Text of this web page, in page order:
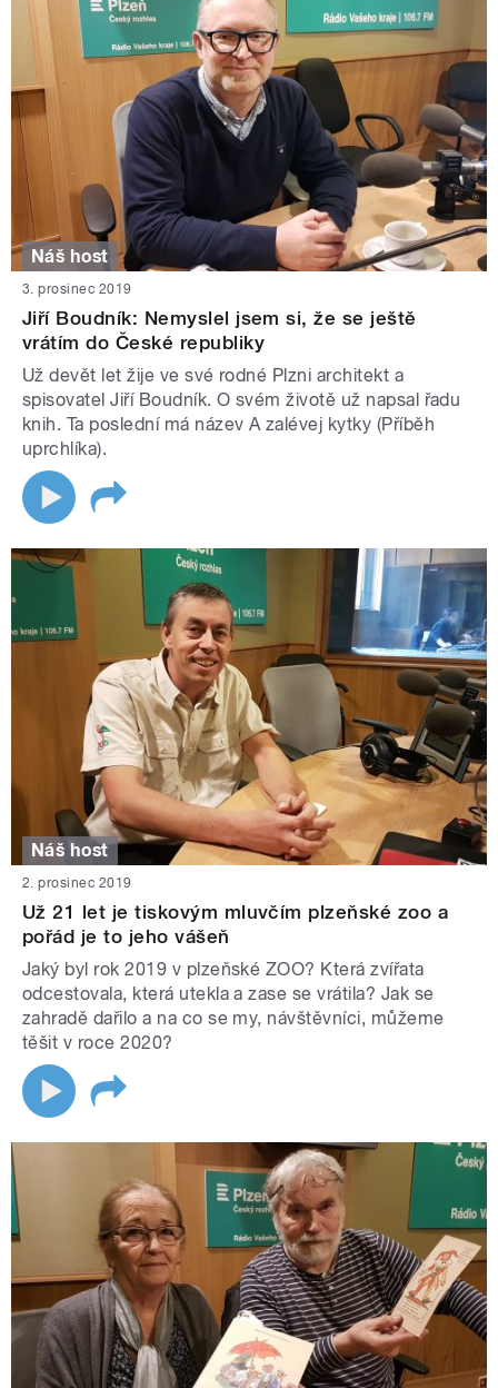
Náš host
3. prosinec 2019
Jiří Boudník: Nemyslel jsem si, že se ještě
vrátím do České republiky
Už devět let žije ve své rodné Plzni architekt a
spisovatel Jiří Boudník. O svém životě už napsal řadu
knih. Ta poslední má název A zalévej kytky (Příběh
uprchlíka).
Náš host
2. prosinec 2019
Už 21 let je tiskovým mluvčím plzeňské zoo a
pořád je to jeho vášeň
Jaký byl rok 2019 v plzeňské ZOO? Která zvířata
odcestovala, která utekla a zase se vrátila? Jak se
zahradě dařilo a na co se my, návštěvníci, můžeme
těšit v roce 2020?